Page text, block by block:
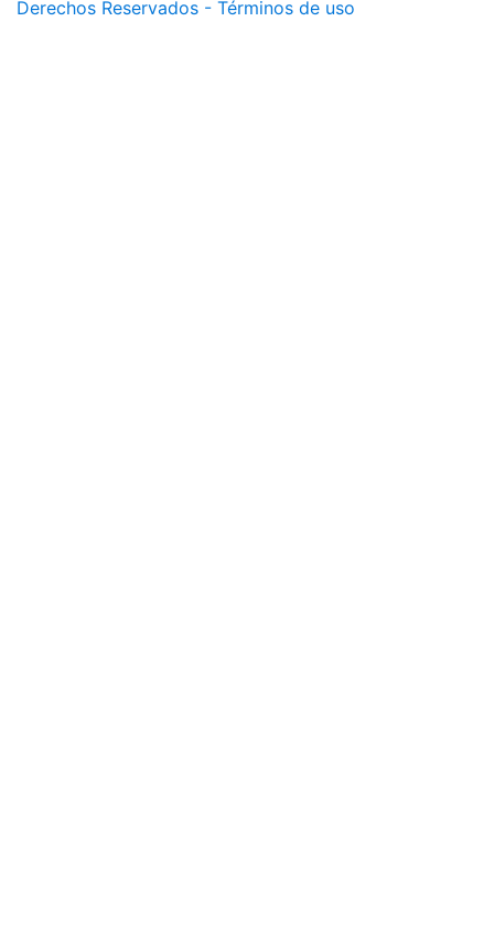
Derechos Reservados - Términos de uso